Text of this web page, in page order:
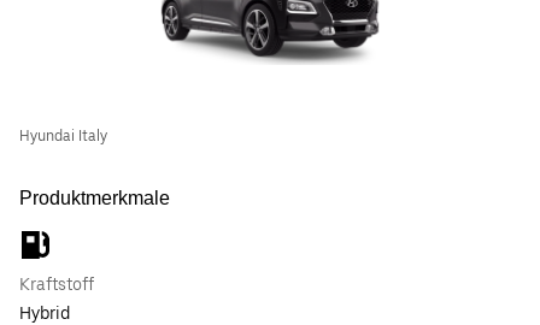
Hyundai Italy
Produktmerkmale
Kraftstoff
Hybrid